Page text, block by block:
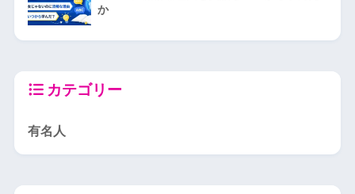
か
カテゴリー
有名人